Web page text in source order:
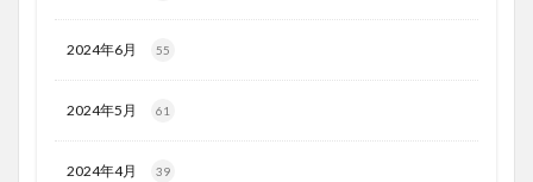
2024年6月 55
2024年5月 61
2024年4月 39